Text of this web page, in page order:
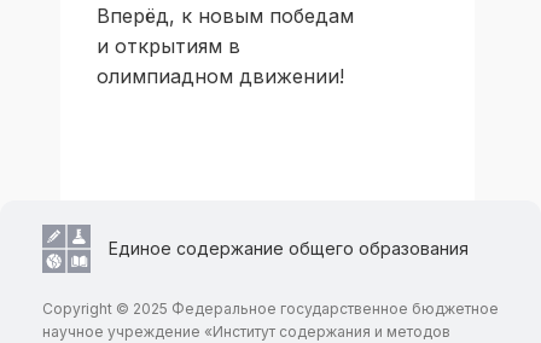
Вперёд, к новым победам
и открытиям в
олимпиадном движении!
Единое содержание общего образования
Copyright © 2025 Федеральное государственное бюджетное
научное учреждение «Институт содержания и методов